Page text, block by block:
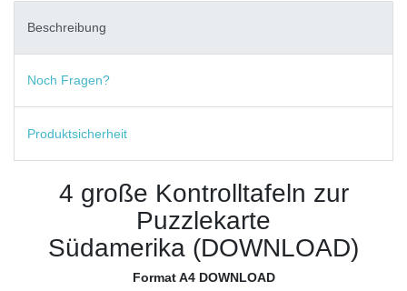
Beschreibung
Noch Fragen?
Produktsicherheit
4 große Kontrolltafeln zur
Puzzlekarte
Südamerika (DOWNLOAD)
Format A4 DOWNLOAD